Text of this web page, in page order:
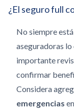
¿El seguro full
No siempre
aseguradoras
importante
confirmar
Considera
emergencias